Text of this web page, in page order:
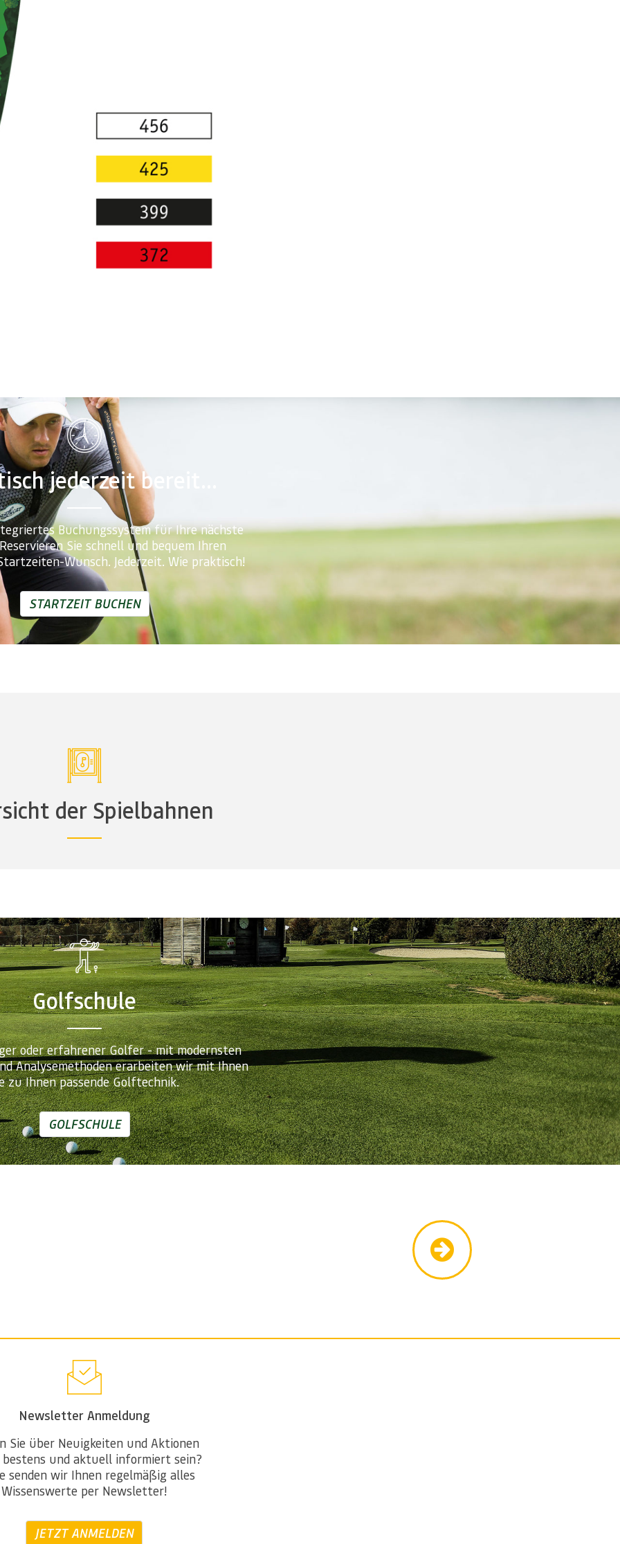
jederzeit bereit...
Buchungssystem für Ihre nächste
Sie schnell und bequem Ihren
Wunsch. Jederzeit. Wie praktisch!
STARTZEIT BUCHEN
der Spielbahnen
Golfschule
oder erfahrener Golfer - mit modernsten
Analysemethoden erarbeiten wir mit Ihnen
zu Ihnen passende Golftechnik.
GOLFSCHULE
Newsletter Anmeldung
Sie über Neuigkeiten und Aktionen
bestens und aktuell informiert sein?
senden wir Ihnen regelmäßig alles
Wissenswerte per Newsletter!
JETZT ANMELDEN